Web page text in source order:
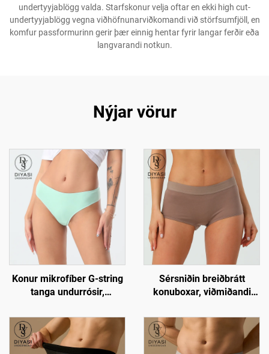
undertyyjablögg valda. Starfskonur velja oftar en ekki high cut-
undertyyjablögg vegna viðhöfnunarviðkomandi við störfsumfjöll, en
komfur passformurinn gerir þær einnig hentar fyrir langar ferðir eða
langvarandi notkun.
Nýjar vörur
Konur mikrofíber G-string
tanga undurrósir,
viðmiðandi sexy undurföt
Sérsniðin breiðbrátt
konuboxar, viðmiðandi